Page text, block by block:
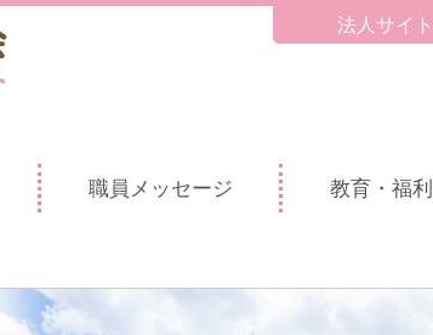
法人サイ
職員メッセージ 教育・福